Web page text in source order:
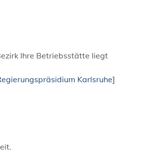
Ihre Betriebsstätte liegt
Karlsruhe]